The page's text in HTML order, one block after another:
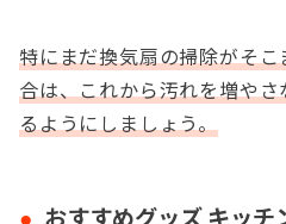
特にまだ換気扇の掃除がそ
合は、これから汚れを増や
るようにしましょう。
おすすめグッズ キッ